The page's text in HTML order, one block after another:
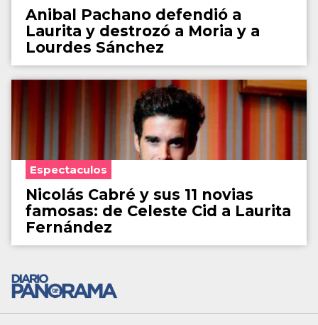
Anibal Pachano defendió a
Laurita y destrozó a Moria y a
Lourdes Sánchez
Espectaculos
Nicolás Cabré y sus 11 novias
famosas: de Celeste Cid a Laurita
Fernández